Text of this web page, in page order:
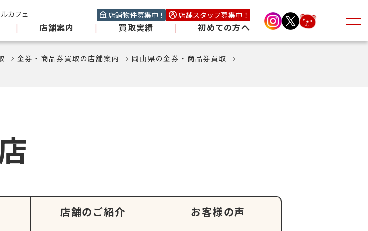
カフェ 店舗物件募集中！ 店舗スタッフ募集中！
| 店舗案内 | 買取実績 | 初めての方へ
金券・商品券買取の店舗案内
岡山県の金券・商品券買取
店舗のご紹介 お客様の声